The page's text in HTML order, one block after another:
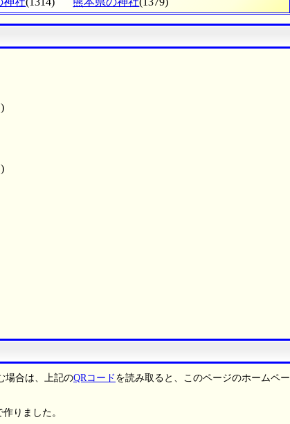
場合は、上記のQRコード を読み取ると、このページのホームペー
作りました。